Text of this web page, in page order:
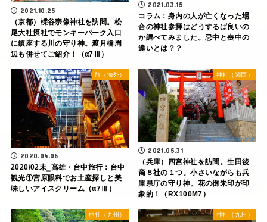
2021.10.25
（京都）櫟谷宗像神社を訪問。松
尾大社摂社でモンキーパーク入口
に鎮座する川の守り神。渡月橋周
辺も併せてご紹介！（α7Ⅲ）
2021.03.15
コラム：身内の人が亡くなった場
合の神社参拝はどうするば良いの
か調べてみました。忌中と喪中の
違いとは？？
旅（海外）
2020.04.06
2020/02末‗高雄・台中旅行：台中
観光①宮原眼科でお土産探しと美
味しいアイスクリーム（α7Ⅲ）
神社（関西）
2021.05.31
（兵庫）四宮神社を訪問。生田後
裔８社の１つ。小さいながらも兵
庫県庁の守り神。花の御朱印が印
象的！（RX100M7）
神社（九州） 神社（九州）